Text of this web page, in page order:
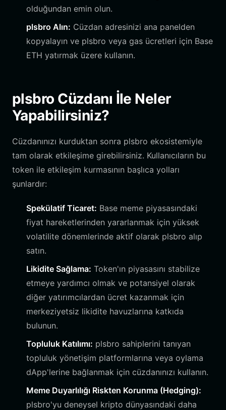
olduğundan emin olun.
plsbro Alın: Cüzdan adresinizi ana panelden
kopyalayın ve plsbro veya gas ücretleri için Base
ETH yatırmak üzere kullanın.
plsbro Cüzdanı İle Neler
Yapabilirsiniz?
Cüzdanınızı kurduktan sonra plsbro ekosistemiyle
tam olarak etkileşime girebilirsiniz. Kullanıcıların bu
token ile etkileşim kurmasının başlıca yolları
şunlardır:
Spekülatif Ticaret: Base meme piyasasındaki
fiyat hareketlerinden yararlanmak için yüksek
volatilite dönemlerinde aktif olarak plsbro alıp
satın.
Likidite Sağlama: Token'ın piyasasını stabilize
etmeye yardımcı olmak ve potansiyel olarak
diğer yatırımcılardan ücret kazanmak için
merkeziyetsiz likidite havuzlarına katkıda
bulunun.
Topluluk Katılımı: plsbro sahiplerini tanıyan
topluluk yönetişim platformlarına veya oylama
dApp'lerine bağlanmak için cüzdanınızı kullanın.
Meme Duyarlılığı Riskten Korunma (Hedging):
plsbro'yu deneysel kripto dünyasındaki daha